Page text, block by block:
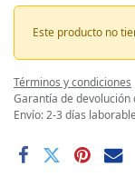
Este producto no
Términos y condiciones
Garantía de devolución
Envío: 2-3 días